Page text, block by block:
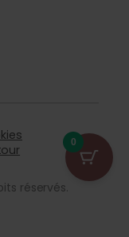
réservés.
0